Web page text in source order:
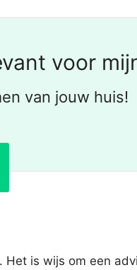
voor
van jouw huis!
Het is wijs om een